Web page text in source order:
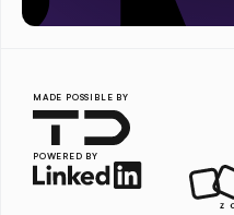
MADE POSSIBLE BY
POWERED BY